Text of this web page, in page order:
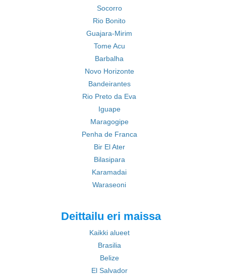
Socorro
Rio Bonito
Guajara-Mirim
Tome Acu
Barbalha
Novo Horizonte
Bandeirantes
Rio Preto da Eva
Iguape
Maragogipe
Penha de Franca
Bir El Ater
Bilasipara
Karamadai
Waraseoni
Deittailu eri maissa
Kaikki alueet
Brasilia
Belize
El Salvador